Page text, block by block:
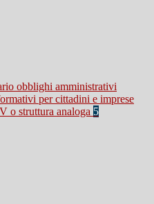
obblighi amministrativi
per cittadini e imprese
o struttura analoga 5